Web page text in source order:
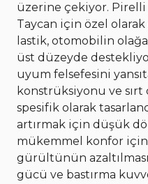
üzerine çekiyor.
Taycan için özel
lastik, otomobilin
üst düzeyde
uyum felsefesini
konstrüksiyonu ve
spesifik olarak
artırmak için düşük
mükemmel konfor
gürültünün
gücü ve bastırma